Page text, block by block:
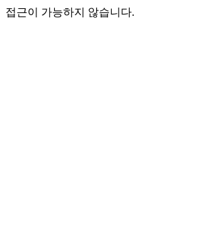
접근이 가능하지 않습니다.